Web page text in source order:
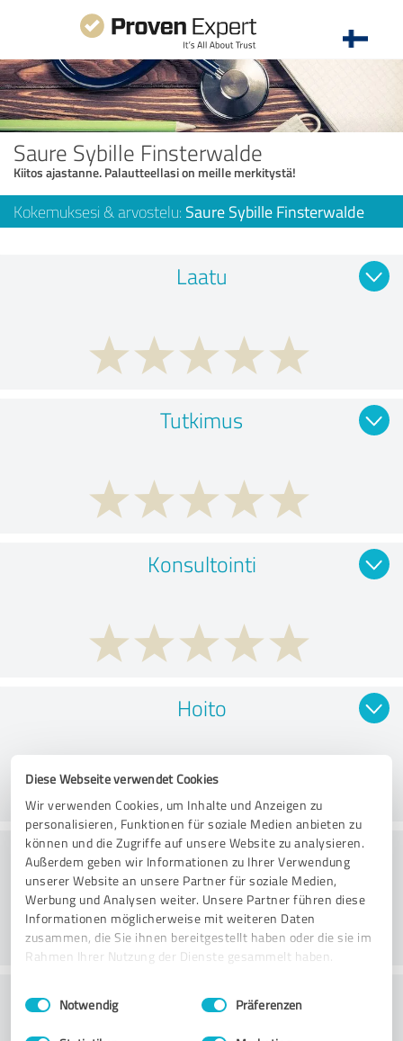
Diese Webseite verwendet Cookies
Wir verwenden Cookies, um Inhalte und Anzeigen zu
personalisieren, Funktionen für soziale Medien anbieten zu
können und die Zugriffe auf unsere Website zu analysieren.
Außerdem geben wir Informationen zu Ihrer Verwendung
unserer Website an unsere Partner für soziale Medien,
Werbung und Analysen weiter. Unsere Partner führen diese
Informationen möglicherweise mit weiteren Daten
zusammen, die Sie ihnen bereitgestellt haben oder die sie im
Rahmen Ihrer Nutzung der Dienste gesammelt haben.
Impressum Datenschutzbestimmungen
Einwilligungsauswahl
Notwendig Präferenzen
Saure Sybille Finsterwalde
Kiitos ajastanne. Palautteellasi on meille merkitystä!
Kokemuksesi & arvostelu: Saure Sybille Finsterwalde
Laatu
Tutkimus
Konsultointi
Hoito
Harjoitus
Palvelu